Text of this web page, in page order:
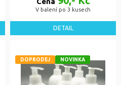
V balení po 3 kusech
DETAIL
DOPRODEJ NOVINKA